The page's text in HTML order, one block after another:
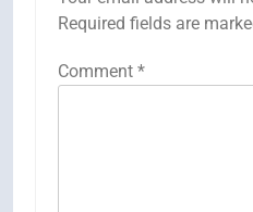
Required fields are
Comment *